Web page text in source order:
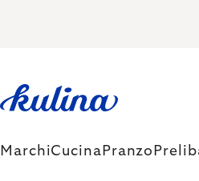
MarchiCucina Pranzo